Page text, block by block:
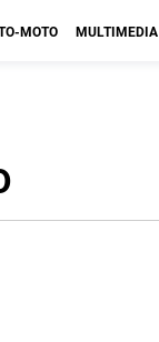
MOTO MULTIMEDIA